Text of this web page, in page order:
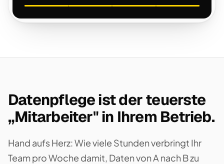
Datenpflege ist der teuerste
„Mitarbeiter" in Ihrem Betrieb.
Hand aufs Herz: Wie viele Stunden verbringt Ihr
Team pro Woche damit, Daten von A nach B zu